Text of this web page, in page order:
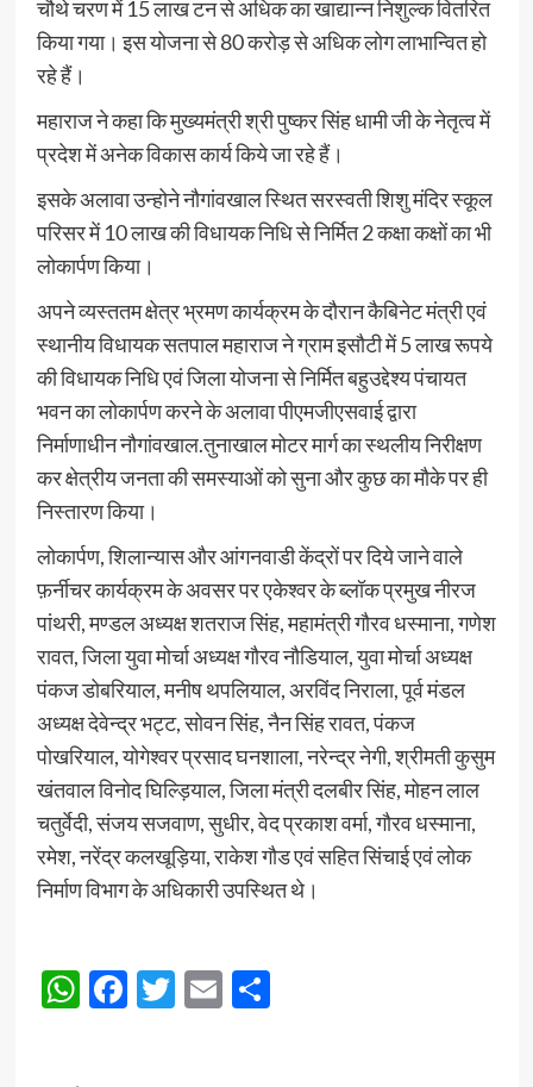
चौथे चरण में 15 लाख टन से अधिक का खाद्यान्न निशुल्क वितरित
किया गया। इस योजना से 80 करोड़ से अधिक लोग लाभान्वित हो
रहे हैं।
महाराज ने कहा कि मुख्यमंत्री श्री पुष्कर सिंह धामी जी के नेतृत्व में
प्रदेश में अनेक विकास कार्य किये जा रहे हैं।
इसके अलावा उन्होने नौगांवखाल स्थित सरस्वती शिशु मंदिर स्कूल
परिसर में 10 लाख की विधायक निधि से निर्मित 2 कक्षा कक्षों का भी
लोकार्पण किया।
अपने व्यस्ततम क्षेत्र भ्रमण कार्यक्रम के दौरान कैबिनेट मंत्री एवं
स्थानीय विधायक सतपाल महाराज ने ग्राम इसौटी में 5 लाख रूपये
की विधायक निधि एवं जिला योजना से निर्मित बहुउद्देश्य पंचायत
भवन का लोकार्पण करने के अलावा पीएमजीएसवाई द्वारा
निर्माणाधीन नौगांवखाल.तुनाखाल मोटर मार्ग का स्थलीय निरीक्षण
कर क्षेत्रीय जनता की समस्याओं को सुना और कुछ का मौके पर ही
निस्तारण किया।
लोकार्पण, शिलान्यास और आंगनवाडी केंद्रों पर दिये जाने वाले
फ़र्नीचर कार्यक्रम के अवसर पर एकेश्वर के ब्लॉक प्रमुख नीरज
पांथरी, मण्डल अध्यक्ष शतराज सिंह, महामंत्री गौरव धस्माना, गणेश
रावत, जिला युवा मोर्चा अध्यक्ष गौरव नौडियाल, युवा मोर्चा अध्यक्ष
पंकज डोबरियाल, मनीष थपलियाल, अरविंद निराला, पूर्व मंडल
अध्यक्ष देवेन्द्र भट्ट, सोवन सिंह, नैन सिंह रावत, पंकज
पोखरियाल, योगेश्वर प्रसाद घनशाला, नरेन्द्र नेगी, श्रीमती कुसुम
खंतवाल विनोद घिल्ड़ियाल, जिला मंत्री दलबीर सिंह, मोहन लाल
चतुर्वेदी, संजय सजवाण, सुधीर, वेद प्रकाश वर्मा, गौरव धस्माना,
रमेश, नरेंद्र कलखूड़िया, राकेश गौड एवं सहित सिंचाई एवं लोक
निर्माण विभाग के अधिकारी उपस्थित थे।
WhatsApp
Facebook
Twitter
EmailShare